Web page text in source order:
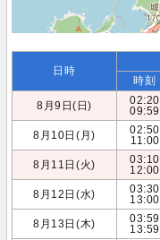
日時
時刻
8月9日(日)
02:20
09:59
8月10日(月)
02:50
11:00
8月11日(火)
03:10
12:00
8月12日(水)
03:30
13:00
8月13日(木)
03:59
13:59